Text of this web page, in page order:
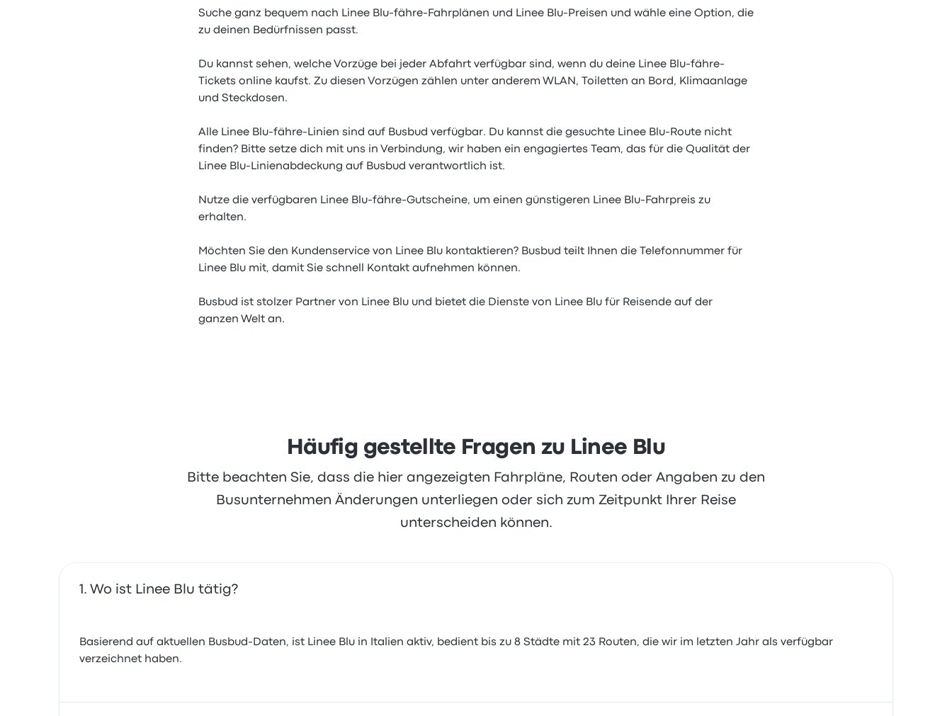
Suche ganz bequem nach Linee Blu-fähre-Fahrplänen und Linee Blu-Preisen und wähle eine Option, die
zu deinen Bedürfnissen passt.
Du kannst sehen, welche Vorzüge bei jeder Abfahrt verfügbar sind, wenn du deine Linee Blu-fähre-
Tickets online kaufst. Zu diesen Vorzügen zählen unter anderem WLAN, Toiletten an Bord, Klimaanlage
und Steckdosen.
Alle Linee Blu-fähre-Linien sind auf Busbud verfügbar. Du kannst die gesuchte Linee Blu-Route nicht
finden? Bitte setze dich mit uns in Verbindung, wir haben ein engagiertes Team, das für die Qualität der
Linee Blu-Linienabdeckung auf Busbud verantwortlich ist.
Nutze die verfügbaren Linee Blu-fähre-Gutscheine, um einen günstigeren Linee Blu-Fahrpreis zu
erhalten.
Möchten Sie den Kundenservice von Linee Blu kontaktieren? Busbud teilt Ihnen die Telefonnummer für
Linee Blu mit, damit Sie schnell Kontakt aufnehmen können.
Busbud ist stolzer Partner von Linee Blu und bietet die Dienste von Linee Blu für Reisende auf der
ganzen Welt an.
Häufig gestellte Fragen zu Linee Blu
Bitte beachten Sie, dass die hier angezeigten Fahrpläne, Routen oder Angaben zu den
Busunternehmen Änderungen unterliegen oder sich zum Zeitpunkt Ihrer Reise
unterscheiden können.
Wo ist Linee Blu tätig?
Basierend auf aktuellen Busbud-Daten, ist Linee Blu in Italien aktiv, bedient bis zu 8 Städte mit 23 Routen, die wir im letzten Jahr als verfügbar
verzeichnet haben.